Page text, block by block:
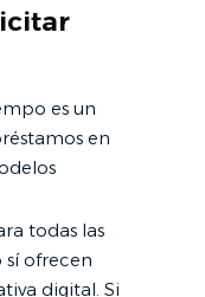
es un
en
todas las
sí ofrecen
digital. Si